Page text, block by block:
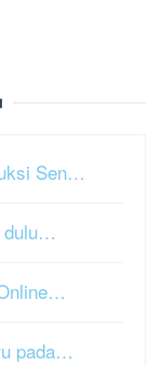
Sen…
dulu…
pada…